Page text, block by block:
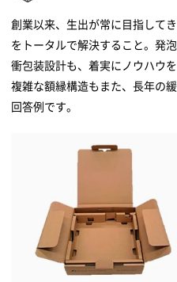
創業以来、生出が常に目指して
をトータルで解決すること。発
衝包装設計も、着実にノウハウ
複雑な額縁構造もまた、長年の
回答例です。